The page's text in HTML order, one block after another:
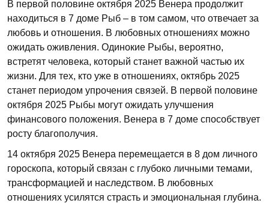
В первой половине октября 2025 Венера продолжит
находиться в 7 доме Рыб – в том самом, что отвечает за
любовь и отношения. В любовных отношениях можно
ожидать оживления. Одинокие Рыбы, вероятно,
встретят человека, который станет важной частью их
жизни. Для тех, кто уже в отношениях, октябрь 2025
станет периодом упрочения связей. В первой половине
октября 2025 Рыбы могут ожидать улучшения
финансового положения. Венера в 7 доме способствует
росту благополучия.
14 октября 2025 Венера перемещается в 8 дом личного
гороскопа, который связан с глубоко личными темами,
трансформацией и наследством. В любовных
отношениях усилятся страсть и эмоциональная глубина.